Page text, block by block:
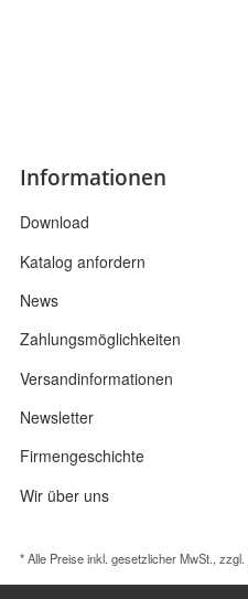
Informationen
Download
Katalog anfordern
News
Zahlungsmöglichkeiten
Versandinformationen
Newsletter
Firmengeschichte
Wir über uns
* Alle Preise inkl. gesetzlicher MwSt., zzgl.